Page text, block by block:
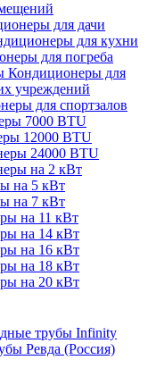
для дачи
для кухни
для погреба
Кондиционеры для
учреждений
для спортзалов
7000 BTU
12000 BTU
24000 BTU
на 2 кВт
на 5 кВт
на 7 кВт
на 11 кВт
на 14 кВт
на 16 кВт
на 18 кВт
на 20 кВт
трубы Infinity
Ревда (Россия)